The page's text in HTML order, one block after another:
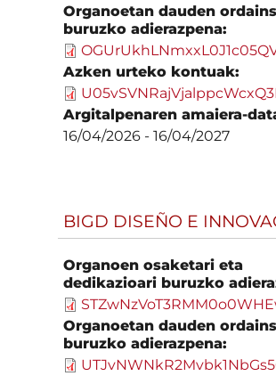
Organoetan dauden
buruzko adierazpena:
Azken urteko kontuak:
Argitalpenaren amaiera-
16/04/2026 -16/04/2027
BIGD DISEÑO E
Organoen osaketari eta
dedikazioari buruzko
Organoetan dauden
buruzko adierazpena: